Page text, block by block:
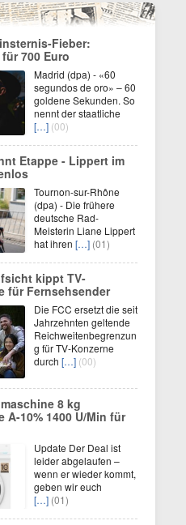
Fieber:
700 Euro
Madrid (dpa) - «60
segundos de oro» – 60
goldene Sekunden. So
nennt der staatliche
[…] (00)
Etappe - Lippert im
Tournon-sur-Rhône
(dpa) - Die frühere
deutsche Rad-
Meisterin Liane Lippert
hat ihren […] (01)
kippt TV-
für Fernsehsender
Die FCC ersetzt die seit
Jahrzehnten geltende
Reichweitenbegrenzun
g für TV-Konzerne
durch […] (00)
8 kg
A-10% 1400 U/Min für
Update Der Deal ist
leider abgelaufen –
wenn er wieder kommt,
geben wir euch
[…] (01)